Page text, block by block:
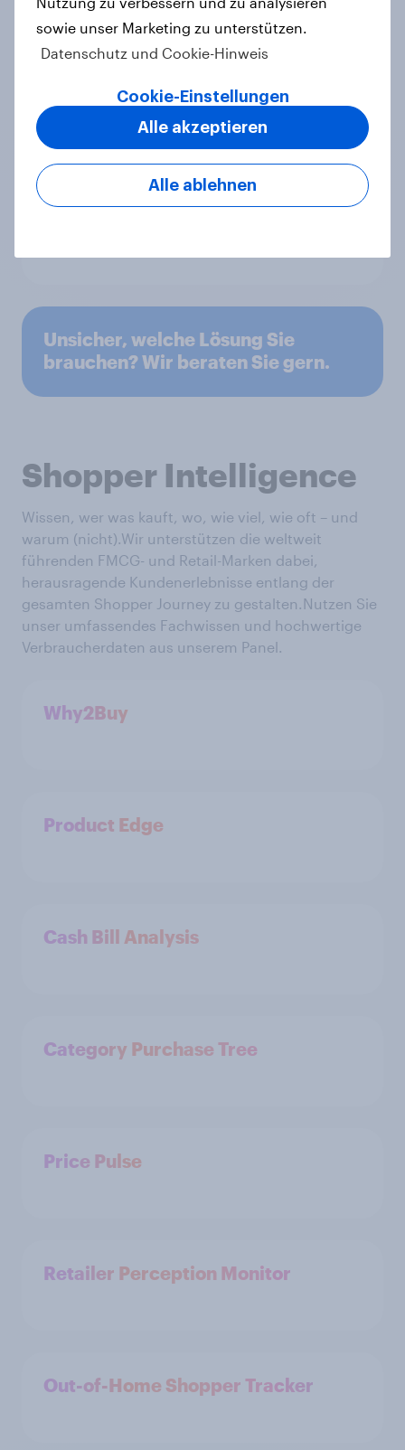
Behavioral: Media Consumption
Unsicher, welche Lösung Sie
brauchen? Wir beraten Sie gern.
Shopper Intelligence
Wissen, wer was kauft, wo, wie viel, wie oft – und
warum (nicht).Wir unterstützen die weltweit
führenden FMCG- und Retail-Marken dabei,
herausragende Kundenerlebnisse entlang der
gesamten Shopper Journey zu gestalten.Nutzen Sie
unser umfassendes Fachwissen und hochwertige
Verbraucherdaten aus unserem Panel.
Why2Buy
Product Edge
Cash Bill Analysis
Category Purchase Tree
Price Pulse
Retailer Perception Monitor
Out-of-Home Shopper Tracker
sowie unser Marketing zu unterstützen.
Datenschutz und Cookie-Hinweis
Cookie-Einstellungen
Alle ablehnen
Alle akzeptieren